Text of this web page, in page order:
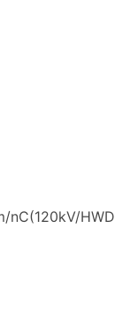
nC(120kV/HWD